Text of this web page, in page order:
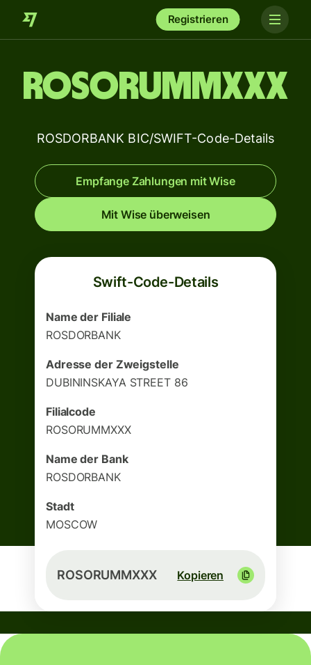
Registrieren
ROSORUMMXXX
ROSDORBANK BIC/SWIFT-Code-Details
Empfange Zahlungen mit Wise
Mit Wise überweisen
Swift-Code-Details
Name der Filiale
ROSDORBANK
Adresse der Zweigstelle
DUBININSKAYA STREET 86
Filialcode
ROSORUMMXXX
Name der Bank
ROSDORBANK
Stadt
MOSCOW
ROSORUMMXXX Kopieren